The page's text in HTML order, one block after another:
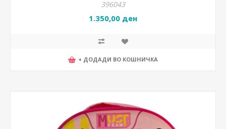
396043
1.350,00 ден
+ ДОДАДИ ВО КОШНИЧКА